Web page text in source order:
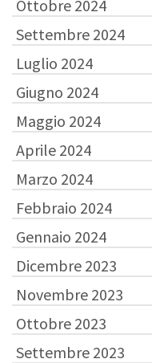
Ottobre 2024
Settembre 2024
Luglio 2024
Giugno 2024
Maggio 2024
Aprile 2024
Marzo 2024
Febbraio 2024
Gennaio 2024
Dicembre 2023
Novembre 2023
Ottobre 2023
Settembre 2023